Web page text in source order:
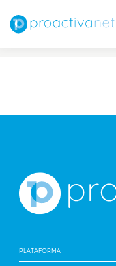
PLATAFORMA